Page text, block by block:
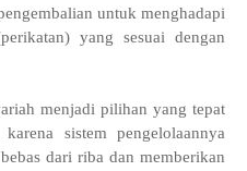
untuk menghadapi
yang sesuai dengan
menjadi pilihan yang tepat
sistem pengelolaannya
dari riba dan memberikan